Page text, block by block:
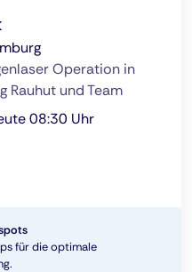
Operation in
Rauhut und Team
08:30 Uhr
für die optimale